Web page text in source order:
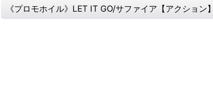
《プロモホイル》LET IT GO/サファイア【アクション